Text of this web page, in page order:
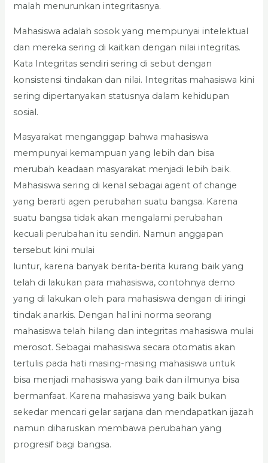
malah menurunkan integritasnya.
Mahasiswa adalah sosok yang mempunyai intelektual
dan mereka sering di kaitkan dengan nilai integritas.
Kata Integritas sendiri sering di sebut dengan
konsistensi tindakan dan nilai. Integritas mahasiswa kini
sering dipertanyakan statusnya dalam kehidupan
sosial.
Masyarakat menganggap bahwa mahasiswa
mempunyai kemampuan yang lebih dan bisa
merubah keadaan masyarakat menjadi lebih baik.
Mahasiswa sering di kenal sebagai agent of change
yang berarti agen perubahan suatu bangsa. Karena
suatu bangsa tidak akan mengalami perubahan
kecuali perubahan itu sendiri. Namun anggapan
tersebut kini mulai
luntur, karena banyak berita-berita kurang baik yang
telah di lakukan para mahasiswa, contohnya demo
yang di lakukan oleh para mahasiswa dengan di iringi
tindak anarkis. Dengan hal ini norma seorang
mahasiswa telah hilang dan integritas mahasiswa mulai
merosot. Sebagai mahasiswa secara otomatis akan
tertulis pada hati masing-masing mahasiswa untuk
bisa menjadi mahasiswa yang baik dan ilmunya bisa
bermanfaat. Karena mahasiswa yang baik bukan
sekedar mencari gelar sarjana dan mendapatkan ijazah
namun diharuskan membawa perubahan yang
progresif bagi bangsa.